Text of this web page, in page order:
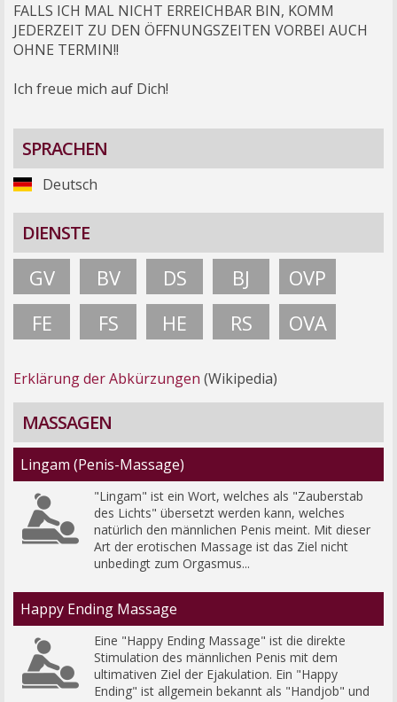
FALLS ICH MAL NICHT ERREICHBAR BIN, KOMM
JEDERZEIT ZU DEN ÖFFNUNGSZEITEN VORBEI AUCH
OHNE TERMIN!!
Ich freue mich auf Dich!
SPRACHEN
Deutsch
DIENSTE
GV BV DS BJ
OVP
FE
FS HE RS OVA
Erklärung der Abkürzungen (Wikipedia)
MASSAGEN
Lingam (Penis-Massage)
"Lingam" ist ein Wort, welches als "Zauberstab
des Lichts" übersetzt werden kann, welches
natürlich den männlichen Penis meint. Mit dieser
Art der erotischen Massage ist das Ziel nicht
unbedingt zum Orgasmus...
Happy Ending Massage
Eine "Happy Ending Massage" ist die direkte
Stimulation des männlichen Penis mit dem
ultimativen Ziel der Ejakulation. Ein "Happy
Ending" ist allgemein bekannt als "Handjob" und